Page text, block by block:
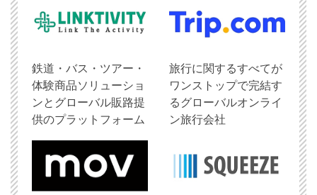
鉄道・バス・ツアー・
体験商品ソリューショ
ンとグローバル販路提
供のプラットフォーム
旅行に関するすべてが
ワンストップで完結す
るグローバルオンライ
ン旅行会社